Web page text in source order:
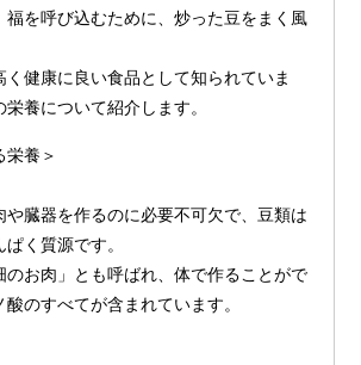
福を呼び込むために、炒った豆をまく風
く健康に良い食品として知られていま
養について紹介します。
栄養＞
や臓器を作るのに必要不可欠で、豆類は
く質源です。
のお肉」とも呼ばれ、体で作ることがで
のすべてが含まれています。